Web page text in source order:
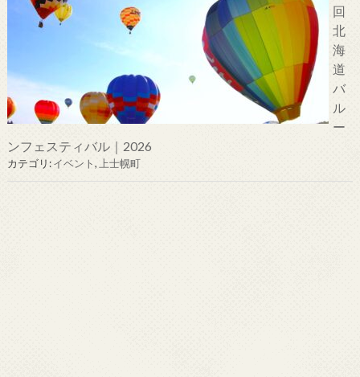
回
北
海
道
バ
ル
ー
ンフェスティバル｜2026
カテゴリ:イベント, 上士幌町